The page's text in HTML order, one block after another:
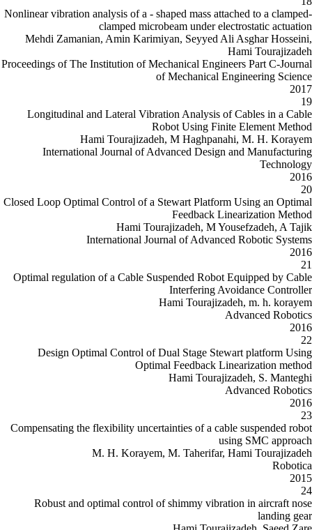
Nonlinear vibration analysis of a -
clamped
Mehdi Zamanian, Amin
Proceedings of The Institution of
of
Longitudinal and Lateral
Hami
International Journal of
Closed Loop Optimal Control of a
Hami
International
Optimal regulation of a Cable
Design Optimal Control of
Compensating the flexibility
M. H. Korayem,
Robust and optimal control of